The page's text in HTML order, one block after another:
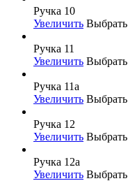
Ручка 10
Увеличить Выбрать
Ручка 11
Увеличить Выбрать
Ручка 11а
Увеличить Выбрать
Ручка 12
Увеличить Выбрать
Ручка 12а
Увеличить Выбрать